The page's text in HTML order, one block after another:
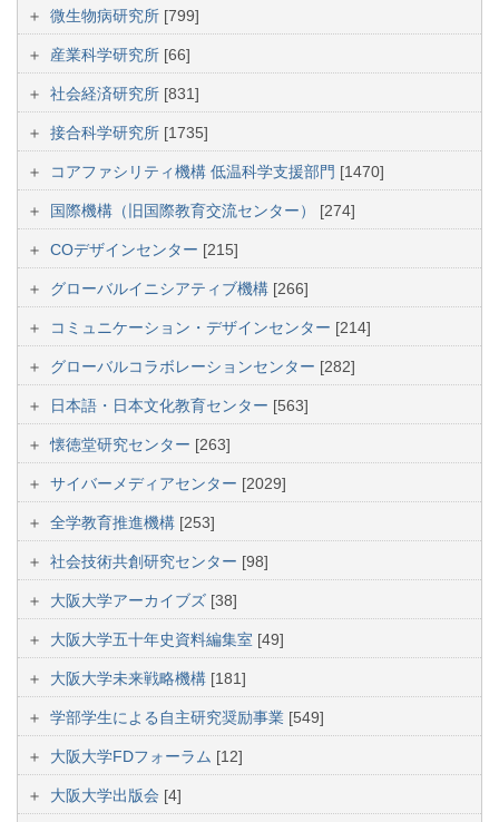
微生物病研究所 [799]
産業科学研究所 [66]
社会経済研究所 [831]
接合科学研究所 [1735]
コアファシリティ機構 低温科学支援部門 [1470]
国際機構（旧国際教育交流センター） [274]
COデザインセンター [215]
グローバルイニシアティブ機構 [266]
コミュニケーション・デザインセンター [214]
グローバルコラボレーションセンター [282]
日本語・日本文化教育センター [563]
懐徳堂研究センター [263]
サイバーメディアセンター [2029]
全学教育推進機構 [253]
社会技術共創研究センター [98]
大阪大学アーカイブズ [38]
大阪大学五十年史資料編集室 [49]
大阪大学未来戦略機構 [181]
学部学生による自主研究奨励事業 [549]
大阪大学FDフォーラム [12]
大阪大学出版会 [4]